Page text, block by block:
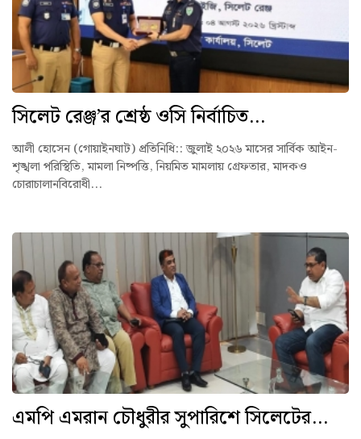
সিলেট রেঞ্জ’র শ্রেষ্ঠ ওসি নির্বাচিত...
আলী হোসেন (গোয়াইনঘাট) প্রতিনিধি:: ‎জুলাই ২০২৬ মাসের সার্বিক আইন-
শৃঙ্খলা পরিস্থিতি, মামলা নিষ্পত্তি, নিয়মিত মামলায় গ্রেফতার, মাদকও
চোরাচালানবিরোধী...
এমপি এমরান চৌধুরীর সুপারিশে সিলেটের...